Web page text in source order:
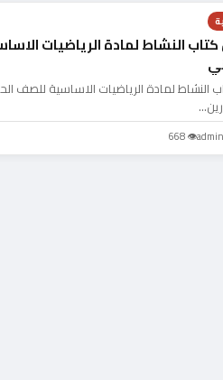
كتاب النشاط لمادة الرياضيات
النشاط لمادة الرياضيات الاساسية للصف
👁 668